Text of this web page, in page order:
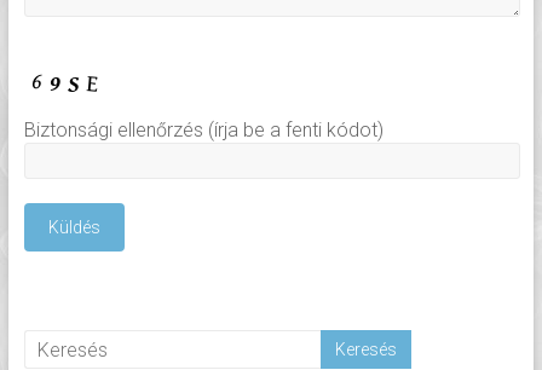
Biztonsági ellenőrzés (írja be a fenti kódot)